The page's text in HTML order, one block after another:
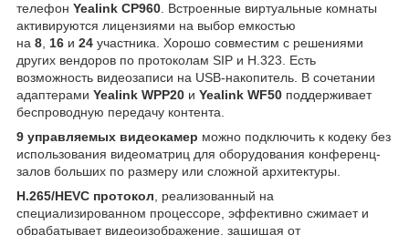
телефон Yealink CP960. Встроенные виртуальные комнаты
активируются лицензиями на выбор емкостью
на 8, 16 и 24 участника. Хорошо совместим с решениями
других вендоров по протоколам SIP и H.323. Есть
возможность видеозаписи на USB-накопитель. В сочетании
адаптерами Yealink WPP20 и Yealink WF50 поддерживает
беспроводную передачу контента.
9 управляемых видеокамер можно подключить к кодеку без
использования видеоматриц для оборудования конференц-
залов больших по размеру или сложной архитектуры.
H.265/HEVC протокол, реализованный на
специализированном процессоре, эффективно сжимает и
обрабатывает видеоизображение, защищая от